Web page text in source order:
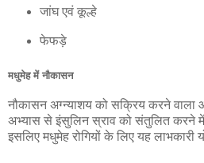
जांघ एवं कूल्हे
फेफड़े
मधुमेह में नौकासन
नौकासन अग्न्याशय को सक्रिय करने वाला
अभ्यास से इंसुलिन स्राव को संतुलित करने
इसलिए मधुमेह रोगियों के लिए यह लाभकारी